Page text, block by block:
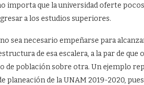
importa que la universidad oferte
a los estudios superiores.
sea necesario empeñarse para
de esa escalera, a la par de que
de población sobre otra. Un ejemplo
planeación de la UNAM 2019-2020,